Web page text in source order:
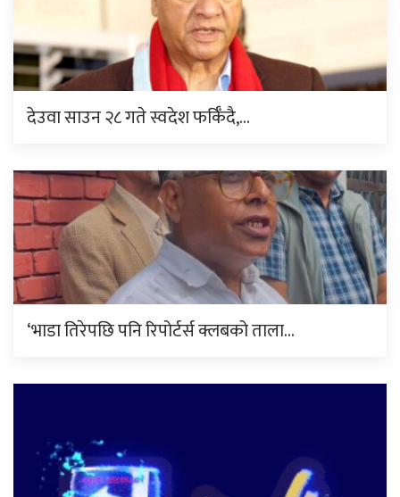
देउवा साउन २८ गते स्वदेश फर्किँदै,…
‘भाडा तिरेपछि पनि रिपोर्टर्स क्लबको ताला…